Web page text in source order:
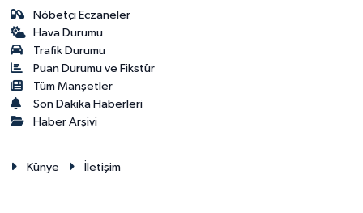
Nöbetçi Eczaneler
Hava Durumu
Trafik Durumu
Puan Durumu ve Fikstür
Tüm Manşetler
Son Dakika Haberleri
Haber Arşivi
Künye İletişim